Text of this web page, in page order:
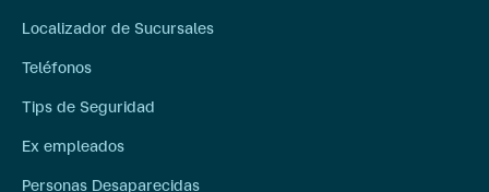
Localizador de Sucursales
Teléfonos
Tips de Seguridad
Ex empleados
Personas Desaparecidas